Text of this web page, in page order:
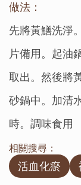
做法：
先將黃鱔洗淨
片備用。起油
取出。然後將
砂鍋中。加清
時。調味食用
相關搜尋：
活血化瘀